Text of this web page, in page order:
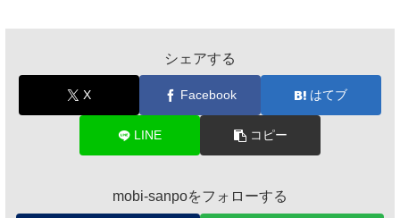
シェアする
X Facebook はてブ
LINE コピー
mobi-sanpoをフォローする